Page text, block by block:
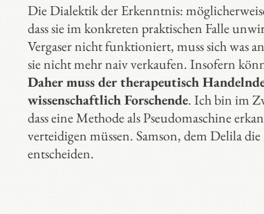
Die Dialektik der Erkenntnis:
dass sie im konkreten praktischen Falle
Vergaser nicht funktioniert, muss sich was
sie nicht mehr naiv verkaufen. Insofern
Daher muss der therapeutisch
wissenschaftlich Forschende. Ich bin im
dass eine Methode als Pseudomaschine
verteidigen müssen. Samson, dem Delila
entscheiden.